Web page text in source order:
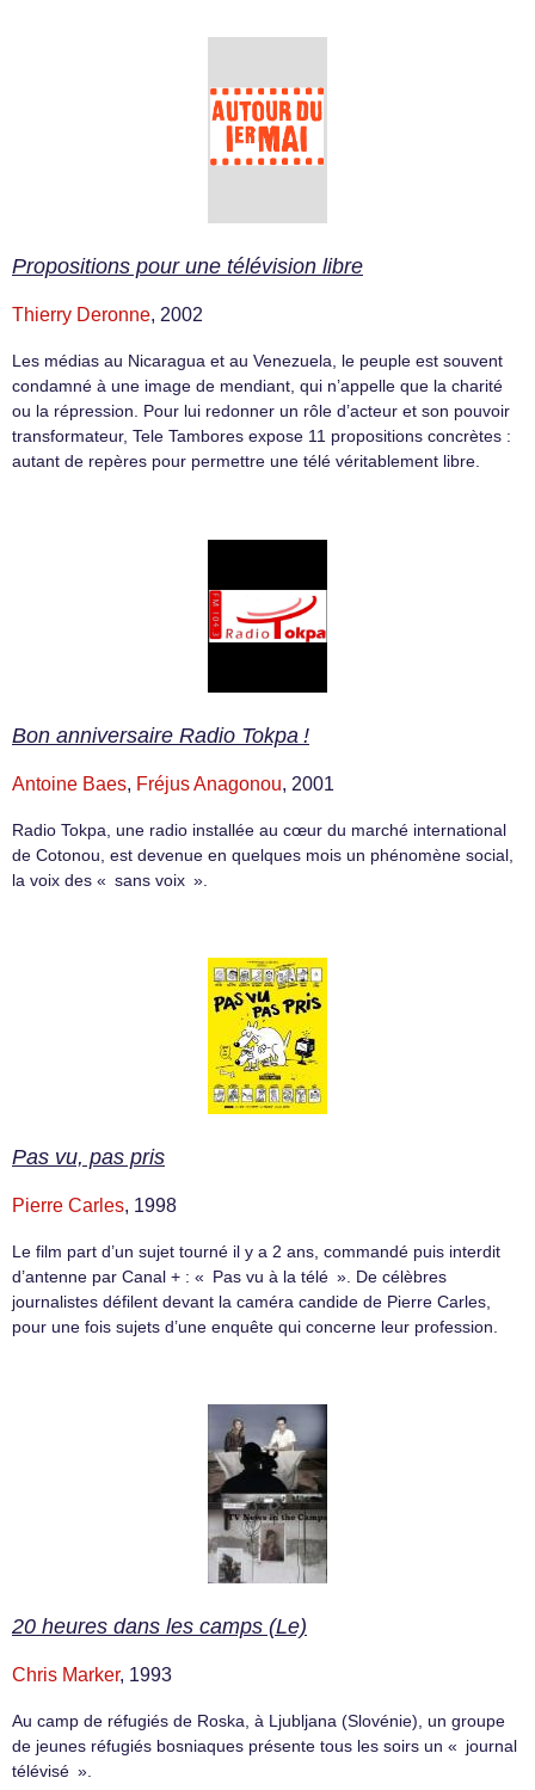
Propositions pour une télévision libre
Thierry Deronne, 2002
Les médias au Nicaragua et au Venezuela, le peuple est souvent
condamné à une image de mendiant, qui n’appelle que la charité
ou la répression. Pour lui redonner un rôle d’acteur et son pouvoir
transformateur, Tele Tambores expose 11 propositions concrètes :
autant de repères pour permettre une télé véritablement libre.
Bon anniversaire Radio Tokpa !
Antoine Baes, Fréjus Anagonou, 2001
Radio Tokpa, une radio installée au cœur du marché international
de Cotonou, est devenue en quelques mois un phénomène social,
la voix des « sans voix ».
Pas vu, pas pris
Pierre Carles, 1998
Le film part d’un sujet tourné il y a 2 ans, commandé puis interdit
d’antenne par Canal + : « Pas vu à la télé ». De célèbres
journalistes défilent devant la caméra candide de Pierre Carles,
pour une fois sujets d’une enquête qui concerne leur profession.
20 heures dans les camps (Le)
Chris Marker, 1993
Au camp de réfugiés de Roska, à Ljubljana (Slovénie), un groupe
de jeunes réfugiés bosniaques présente tous les soirs un « journal
télévisé ».